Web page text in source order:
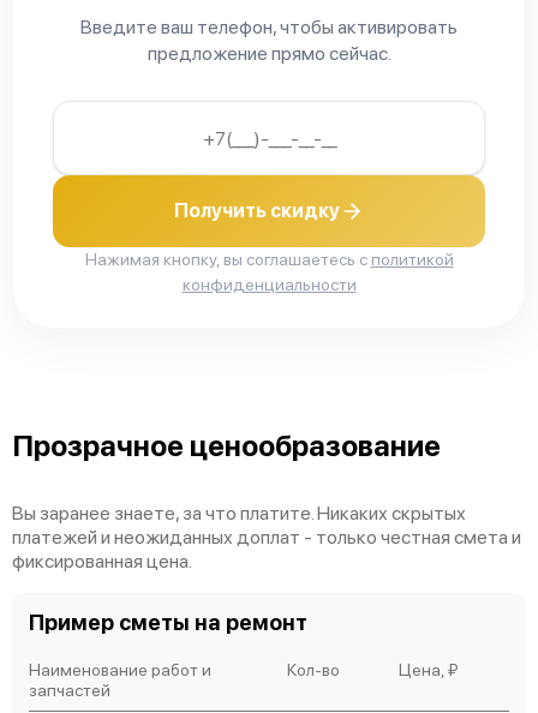
Введите ваш телефон, чтобы активировать
предложение прямо сейчас.
Получить скидку
Нажимая кнопку, вы соглашаетесь с политикой
конфиденциальности
Прозрачное ценообразование
Вы заранее знаете, за что платите. Никаких скрытых
платежей и неожиданных доплат - только честная смета и
фиксированная цена.
Пример сметы на ремонт
Наименование работ и
запчастей
Кол-во Цена, ₽